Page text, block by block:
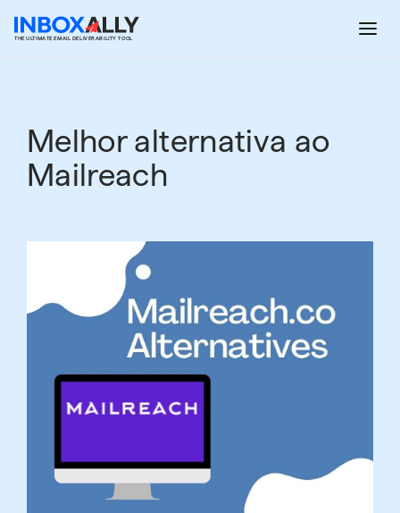
para
THE ULTIMATE EMAIL DELIVERABILITY TOOL
Melhor alternativa ao
Mailreach